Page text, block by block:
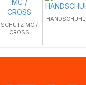
SCHUTZ MC /
CROSS
HANDSCHUHE